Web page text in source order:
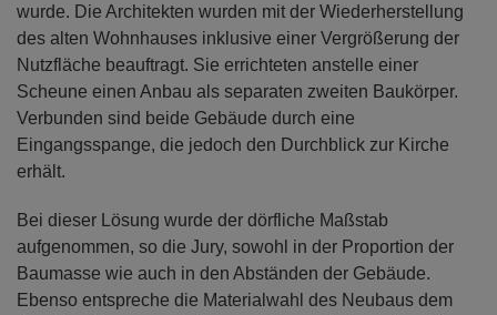
wurde. Die Architekten wurden mit der Wiederherstellung
des alten Wohnhauses inklusive einer Vergrößerung der
Nutzfläche beauftragt. Sie errichteten anstelle einer
Scheune einen Anbau als separaten zweiten Baukörper.
Verbunden sind beide Gebäude durch eine
Eingangsspange, die jedoch den Durchblick zur Kirche
erhält.
Bei dieser Lösung wurde der dörfliche Maßstab
aufgenommen, so die Jury, sowohl in der Proportion der
Baumasse wie auch in den Abständen der Gebäude.
Ebenso entspreche die Materialwahl des Neubaus dem